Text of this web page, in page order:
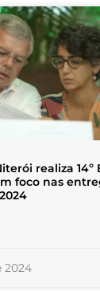
realiza 14º
foco nas
2024